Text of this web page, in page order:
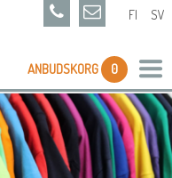
FI SV
ANBUDSKORG 0